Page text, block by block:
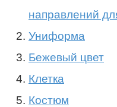
направлений
Униформа
Бежевый цвет
Клетка
Костюм